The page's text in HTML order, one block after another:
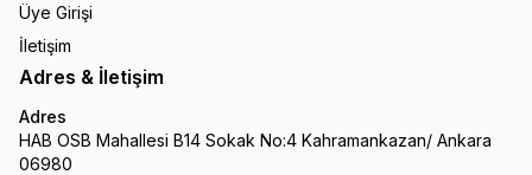
Üye Girişi
İletişim
Adres & İletişim
Adres
HAB OSB Mahallesi B14 Sokak No:4 Kahramankazan/ Ankara
06980